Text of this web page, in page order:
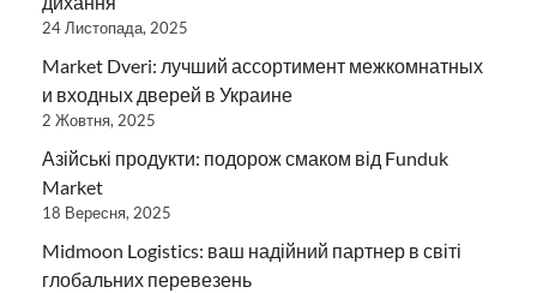
24 Листопада, 2025
Market Dveri: лучший ассортимент межкомнатных
и входных дверей в Украине
2 Жовтня, 2025
Азійські продукти: подорож смаком від Funduk
Market
18 Вересня, 2025
Midmoon Logistics: ваш надійний партнер в світі
глобальних перевезень